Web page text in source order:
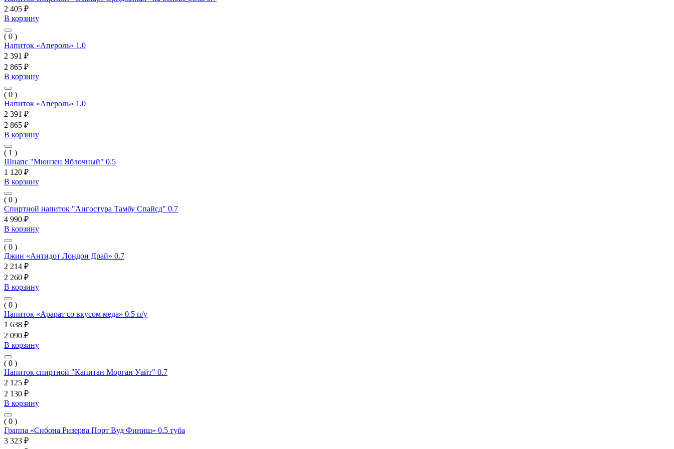
2 405 ₽
В корзину
( 0 )
Напиток «Апероль» 1.0
2 391 ₽
2 865 ₽
В корзину
( 0 )
Напиток «Апероль» 1.0
2 391 ₽
2 865 ₽
В корзину
( 1 )
Шнапс "Мюнзен Яблочный" 0.5
1 120 ₽
В корзину
( 0 )
Спиртной напиток "Ангостура Тамбу Спайсд" 0.7
4 990 ₽
В корзину
( 0 )
Джин «Антидот Лондон Драй» 0.7
2 214 ₽
2 260 ₽
В корзину
( 0 )
Напиток «Арарат со вкусом меда» 0.5 п/у
1 638 ₽
2 090 ₽
В корзину
( 0 )
Напиток спиртной "Капитан Морган Уайт" 0.7
2 125 ₽
2 130 ₽
В корзину
( 0 )
Граппа «Сибона Ризерва Порт Вуд Финиш» 0.5 туба
3 323 ₽